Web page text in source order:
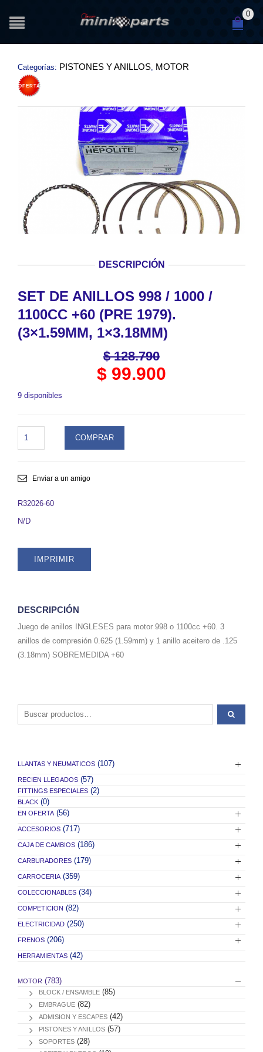
0
Categorías: PISTONES Y ANILLOS MOTOR
OFERTA
DESCRIPCIÓN
SET DE ANILLOS 998 / 1000 /
1100CC +60 (PRE 1979).
(3×1.59MM, 1×3.18MM)
$128.790
$ 99.900
9 disponibles
DE
/
/
+60
1979).
(3x1.59mm,
1x3.18mm).
60
COMPRAR
Enviar a un amigo
R32026-60
N/D
IMPRIMIR
DESCRIPCIÓN
Juego de anillos INGLESES para motor 998 o 1100cc +60. 3
anillos de compresión 0.625 (1.59mm) y 1 anillo aceitero de .125
(3.18mm) SOBREMEDIDA +60
Buscar por:
LLANTAS Y NEUMATICOS (107)
RECIEN LLEGADOS (57)
FITTINGS ESPECIALES (2)
BLACK (0)
EN OFERTA (56)
ACCESORIOS (717)
CAJA DE CAMBIOS (186)
CARBURADORES (179)
CARROCERIA (359)
COLECCIONABLES (34)
COMPETICION (82)
ELECTRICIDAD (250)
FRENOS (206)
HERRAMIENTAS (42)
MOTOR (783)
BLOCK / ENSAMBLE (85)
EMBRAGUE (82)
ADMISION Y ESCAPES (42)
PISTONES Y ANILLOS (57)
SOPORTES (28)